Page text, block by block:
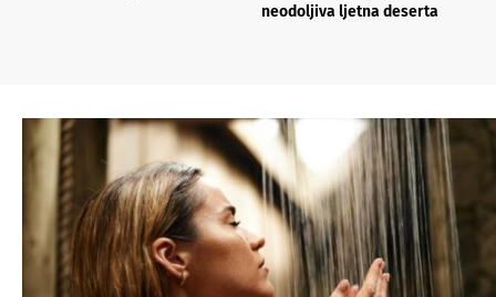
neodoljiva ljetna deserta